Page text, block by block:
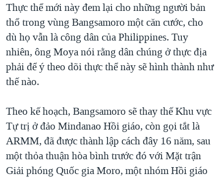
Thực thể mới này đem lại cho những người bản
thổ trong vùng Bangsamoro một căn cước, cho
dù họ vẫn là công dân của Philippines. Tuy
nhiên, ông Moya nói rằng dân chúng ở thực địa
phải để ý theo dõi thực thể này sẽ hình thành như
thế nào.
Theo kế hoạch, Bangsamoro sẽ thay thế Khu vực
Tự trị ở đảo Mindanao Hồi giáo, còn gọi tắt là
ARMM, đã được thành lập cách đây 16 năm, sau
một thỏa thuận hòa bình trước đó với Mặt trận
Giải phóng Quốc gia Moro, một nhóm Hồi giáo